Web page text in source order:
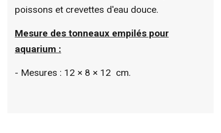
poissons et crevettes d'eau douce.
Mesure des tonneaux empilés pour
aquarium :
- Mesures : 12 × 8 × 12 cm.